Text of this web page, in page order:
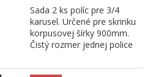
Sada 2 ks políc pre 3/4
karusel. Určené pre skrinku
korpusovej šírky 900mm.
Čistý rozmer jednej police